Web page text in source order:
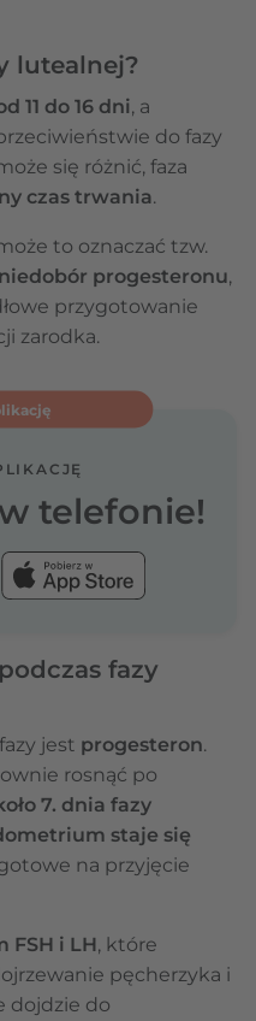
lutealnej?
11 do 16 dni, a
do fazy
się różnić, faza
czas trwania.
to oznaczać tzw.
progesteronu,
przygotowanie
zarodka.
telefonie!
fazy
jest progesteron.
rosnąć po
7. dnia fazy
staje się
na przyjęcie
FSH i LH, które
pęcherzyka i
dojdzie do